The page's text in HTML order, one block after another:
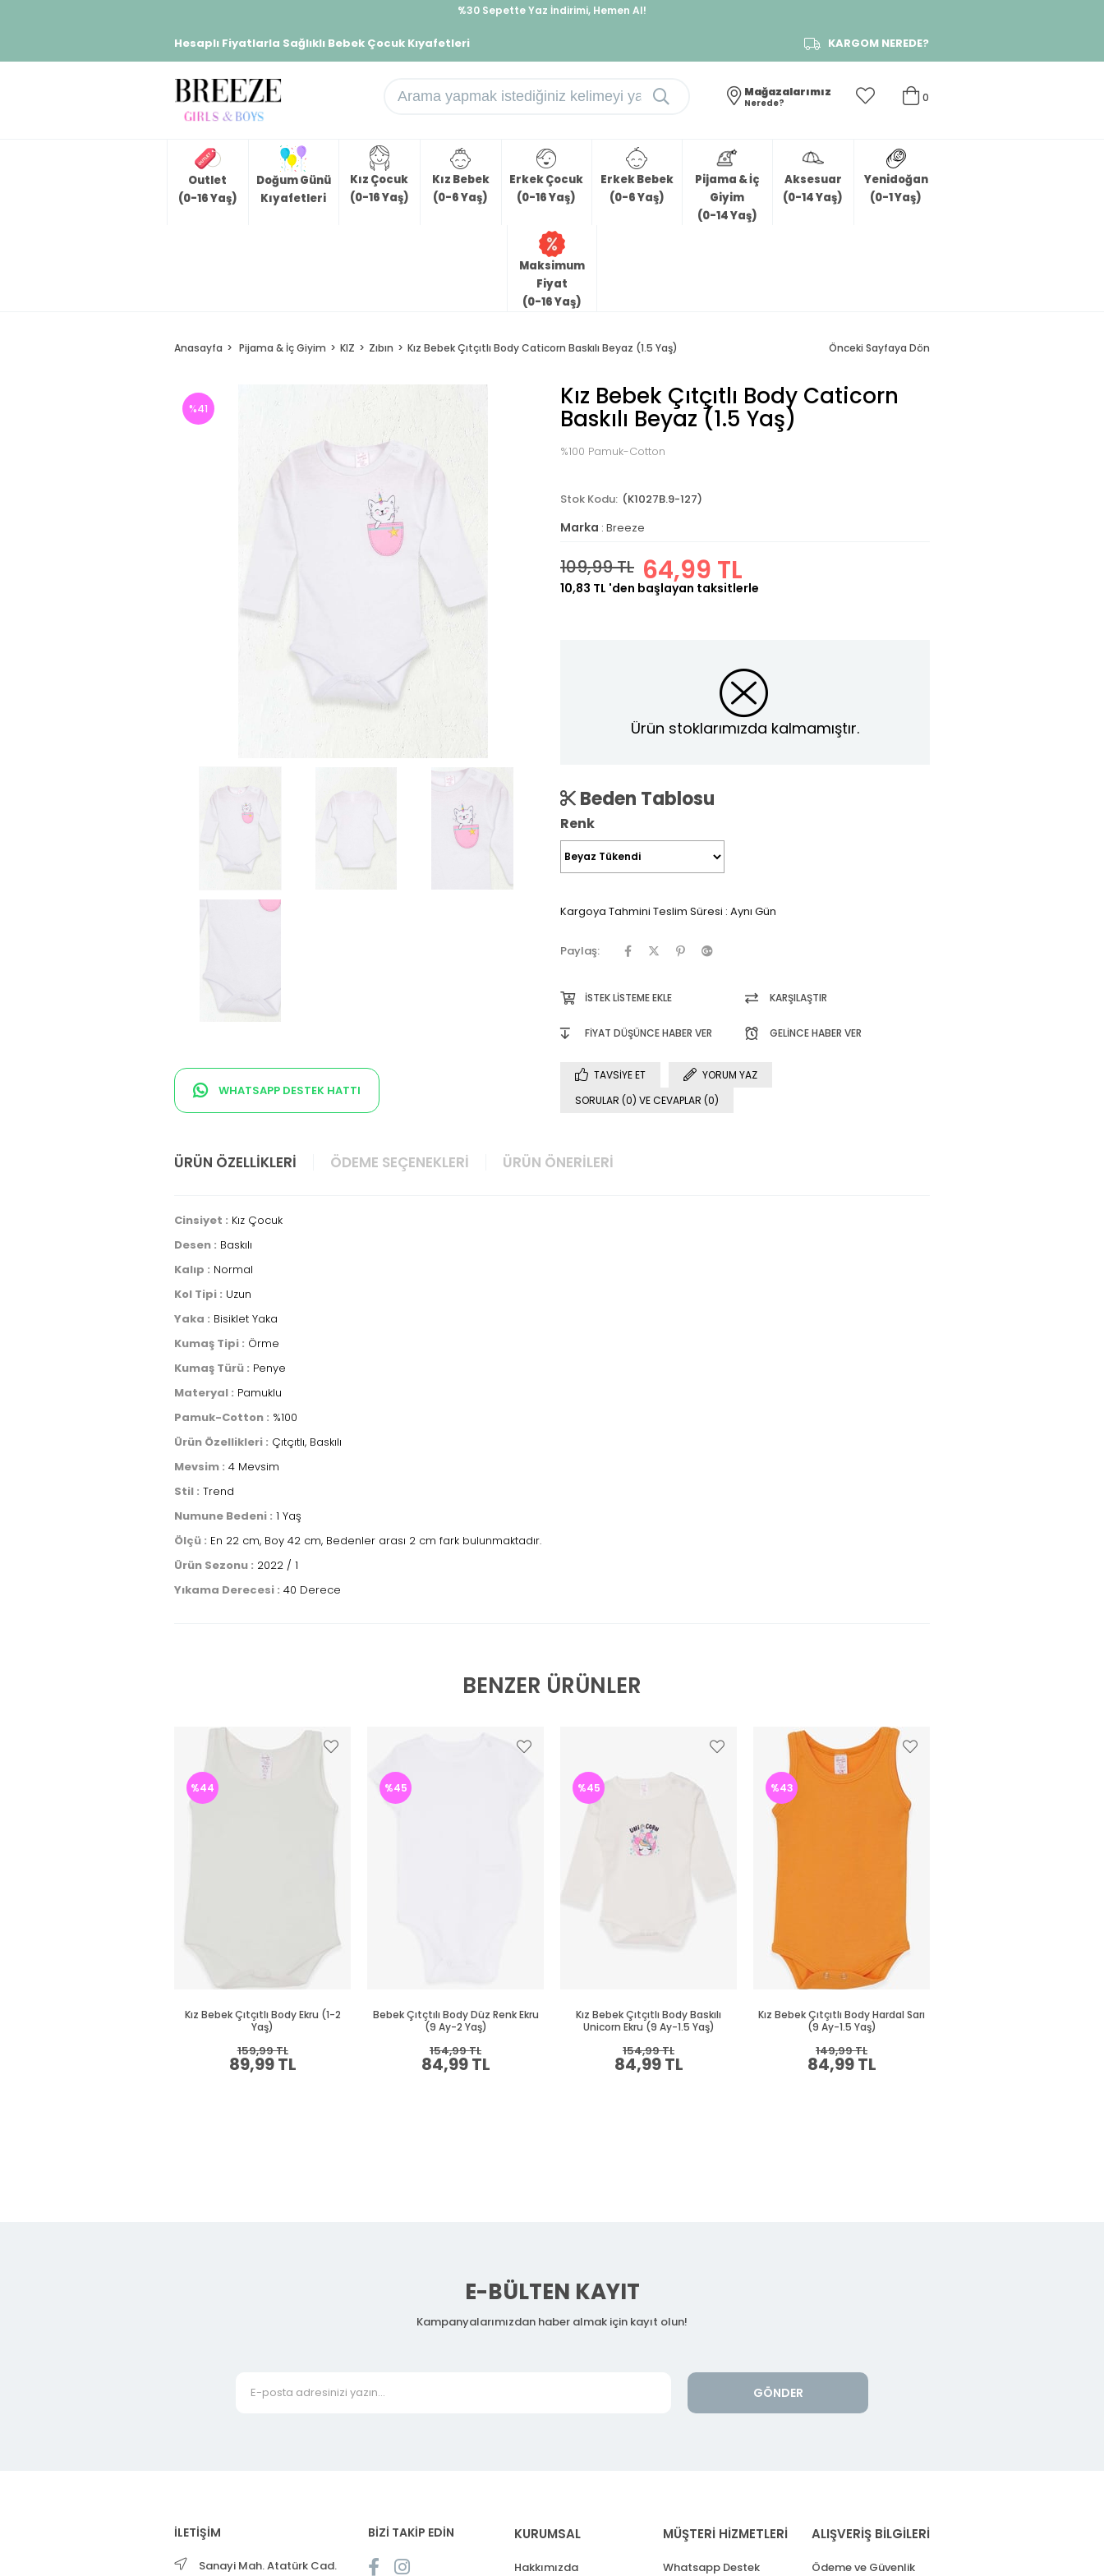
%30 Sepette Yaz İndirimi, Hemen Al!
Hesaplı Fiyatlarla Sağlıklı Bebek Çocuk Kıyafetleri KARGOM NEREDE?
0
Mağazalarımız
Nerede?
Outlet
(0-16 Yaş)
Doğum Günü
Kıyafetleri
Kız Çocuk
(0-16 Yaş)
Kız Bebek
(0-6 Yaş)
Erkek Çocuk
(0-16 Yaş)
Erkek Bebek
(0-6 Yaş)
Pijama & İç
Giyim
(0-14 Yaş)
Aksesuar
(0-14 Yaş)
Yenidoğan
(0-1 Yaş)
Maksimum
Fiyat
(0-16 Yaş)
Anasayfa Pijama & İç Giyim KIZ Zıbın Kız Bebek Çıtçıtlı Body Caticorn Baskılı Beyaz (1.5 Yaş) Önceki Sayfaya Dön
%41
WHATSAPP DESTEK HATTI
Kız Bebek Çıtçıtlı Body Caticorn
Baskılı Beyaz (1.5 Yaş)
%100 Pamuk-Cotton
(K1027B.9-127)
Marka : Breeze
109,99 TL 64,99 TL
10,83 TL 'den başlayan taksitlerle
Ürün stoklarımızda kalmamıştır.
Beden Tablosu
Renk
Kargoya Tahmini Teslim Süresi : Aynı Gün
Paylaş:
İSTEK LISTEME EKLE KARŞILAŞTIR
FIYAT DÜŞÜNCE HABER VER GELINCE HABER VER
TAVSIYE ET
YORUM YAZ
SORULAR (0) VE CEVAPLAR (0)
ÜRÜN ÖZELLIKLERI ÖDEME SEÇENEKLERI ÜRÜN ÖNERILERI
Cinsiyet : Kız Çocuk
Desen : Baskılı
Kalıp : Normal
Kol Tipi : Uzun
Yaka : Bisiklet Yaka
Kumaş Tipi : Örme
Kumaş Türü : Penye
Materyal : Pamuklu
Pamuk-Cotton : %100
Ürün Özellikleri : Çıtçıtlı, Baskılı
Mevsim : 4 Mevsim
Stil : Trend
Numune Bedeni : 1 Yaş
Ölçü : En 22 cm, Boy 42 cm, Bedenler arası 2 cm fark bulunmaktadır.
Ürün Sezonu : 2022 / 1
Yıkama Derecesi : 40 Derece
BENZER ÜRÜNLER
Kız Bebek Çıtçıtlı Body Ekru (1-2
Yaş)
89,99 TL
159,99 TL
%44
Bebek Çıtçtılı Body Düz Renk Ekru
(9 Ay-2 Yaş)
84,99 TL
154,99 TL
%45
Kız Bebek Çıtçıtlı Body Baskılı
Unicorn Ekru (9 Ay-1.5 Yaş)
84,99 TL
154,99 TL
%45
Kız Bebek Çıtçıtlı Body Hardal Sarı
(9 Ay-1.5 Yaş)
84,99 TL
149,99 TL
%43
E-BÜLTEN KAYIT
Kampanyalarımızdan haber almak için kayıt olun!
GÖNDER
İLETİŞİM
Sanayi Mah. Atatürk Cad.
BİZİ TAKİP EDİN KURUMSAL
Hakkımızda
MÜŞTERİ HİZMETLERİ
Whatsapp Destek
ALIŞVERİŞ BİLGİLERİ
Ödeme ve Güvenlik